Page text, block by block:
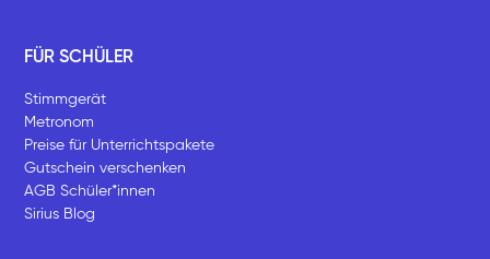
FÜR SCHÜLER
Stimmgerät
Metronom
Preise für Unterrichtspakete
Gutschein verschenken
AGB Schüler*innen
Sirius Blog